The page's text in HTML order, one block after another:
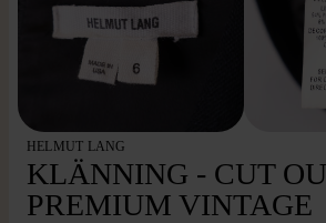
HELMUT LANG
KLÄNNING - CUT
PREMIUM VINTAGE